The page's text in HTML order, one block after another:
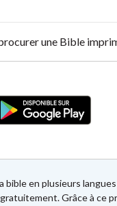
une Bible
en plusieurs
Grâce à ce